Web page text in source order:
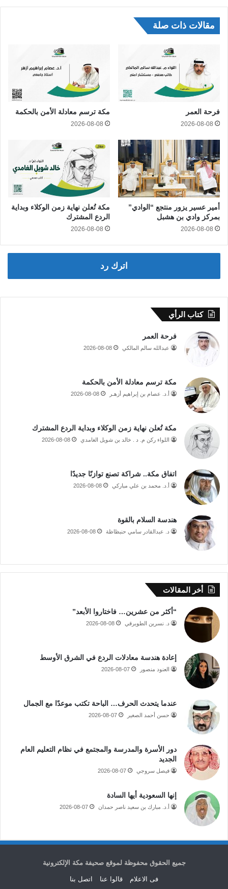
مقالات ذات صلة
فرحة العمر
2026-08-08
مكة ترسم معادلة الأمن بالحكمة
2026-08-08
أمير عسير يزور منتجع “الوادي”
بمركز وادي بن هشبل
2026-08-08
مكة تُعلن نهاية زمن الوكلاء وبداية
الردع المشترك
2026-08-08
اترك رد
كتاب الرأي
فرحة العمر
عبدالله سالم المالكي 2026-08-08
مكة ترسم معادلة الأمن بالحكمة
أ.د. عصام بن إبراهيم أزهـر 2026-08-08
مكة تُعلن نهاية زمن الوكلاء وبداية الردع المشترك
اللواء ركن م. د . خالد بن شويل الغامدي 2026-08-08
اتفاق مكة.. شراكة تصنع توازنًا جديدًا
أ.د. محمد بن علي مباركي 2026-08-08
هندسة السلام بالقوة
د. عبدالقادر سامي حنبظاظة 2026-08-08
أخر المقالات
“أكثر من عشرين… فاختاروا الأبعد”
د. نسرين الطويرقي 2026-08-08
إعادة هندسة معادلات الردع في الشرق الأوسط
العنود منصور 2026-08-07
عندما يتحدث الحرف… الباحة تكتب موعدًا مع الجمال
حسن أحمد الصغير 2026-08-07
دور الأسرة والمدرسة والمجتمع في نظام التعليم العام
الجديد
فيصل سروجي 2026-08-07
إنها السعودية أيها السادة
أ.د. مبارك بن سعيد ناصر حمدان 2026-08-07
جميع الحقوق محفوظة لموقع صحيفة مكة الإلكترونية
فى الاعلام قالوا عنا اتصل بنا